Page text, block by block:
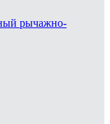
рычажно-